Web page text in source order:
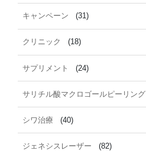
キャンペーン (31)
クリニック (18)
サプリメント (24)
サリチル酸マクロゴールピーリング
シワ治療 (40)
ジェネシスレーザー (82)